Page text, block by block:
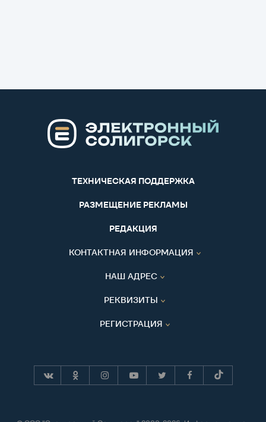
ТЕХНИЧЕСКАЯ ПОДДЕРЖКА
РАЗМЕЩЕНИЕ РЕКЛАМЫ
РЕДАКЦИЯ
КОНТАКТНАЯ ИНФОРМАЦИЯ
НАШ АДРЕС
РЕКВИЗИТЫ
РЕГИСТРАЦИЯ